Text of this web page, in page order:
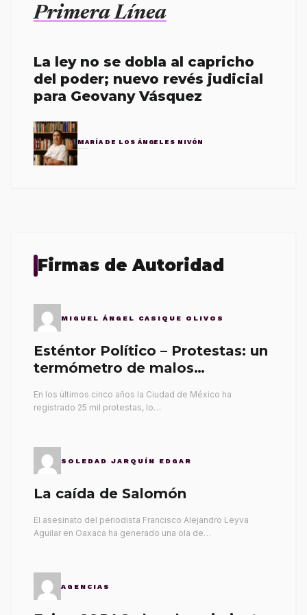
Primera Línea
La ley no se dobla al capricho
del poder; nuevo revés judicial
para Geovany Vásquez
MARÍA DE LOS ÁNGELES NIVÓN
Firmas de Autoridad
MIGUEL ÁNGEL CASIQUE OLIVOS
Esténtor Político – Protestas: un
termómetro de malos
En los últimos cinco años la Ciudad de México ha
registrado 25 mil protestas, lo…
SOLEDAD JARQUÍN EDGAR
La caída de Salomón
El asesinato del periodista Francisco Alejandro Leyva
Aguilar en Oaxaca ha generado una ola de…
AGENCIAS